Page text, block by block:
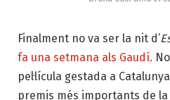
Finalment no va ser la nit d’
fa una setmana als Gaudí.
pel·lícula gestada a
premis més importants de